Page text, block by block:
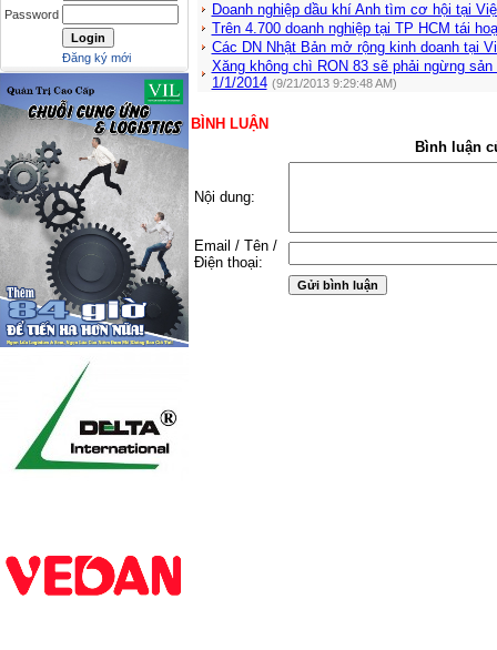
Password
Đăng ký mới
Doanh nghiệp dầu khí Anh tìm cơ hội tại
Trên 4.700 doanh nghiệp tại TP HCM tái
Các DN Nhật Bản mở rộng kinh doanh tại
Xăng không chì RON 83 sẽ phải ngừng
1/1/2014 (9/21/2013 9:29:48 AM)
BÌNH LUẬN
Bình luận
Nội dung:
Email / Tên /
Điện thoại: